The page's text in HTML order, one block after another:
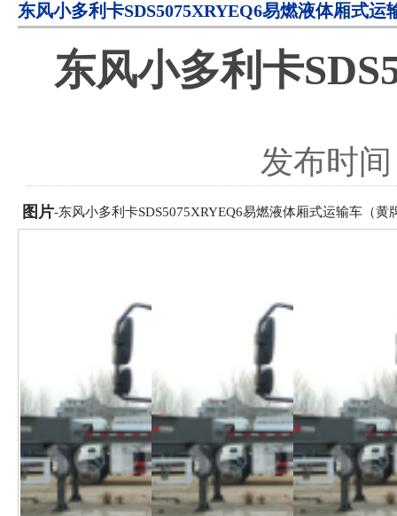
东风小多利卡SDS5075XRYEQ6易燃液体厢式运
东风小多利卡
发布时
图片-东风小多利卡SDS5075XRYEQ6易燃液体厢式运输车（黄